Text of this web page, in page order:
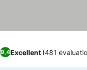
9,4Excellent (481